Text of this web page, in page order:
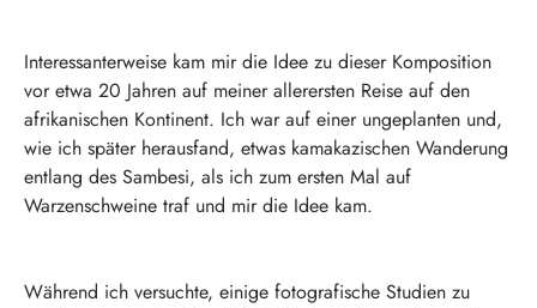
Interessanterweise kam mir die Idee zu dieser Komposition
vor etwa 20 Jahren auf meiner allerersten Reise auf den
afrikanischen Kontinent. Ich war auf einer ungeplanten und,
wie ich später herausfand, etwas kamakazischen Wanderung
entlang des Sambesi, als ich zum ersten Mal auf
Warzenschweine traf und mir die Idee kam.
Während ich versuchte, einige fotografische Studien zu